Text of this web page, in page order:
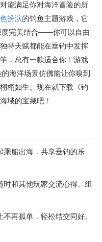
能满足你对海洋冒险的所
扮演的钓鱼主题游戏，它
度完美结合——你可以自由
特天赋都能在垂钓中发挥
，总有一款适合你！游戏
海洋场景仿佛能让你嗅到
栩如生。现在就下载《钓
域的宝藏吧！
乘船出海，共享垂钓的乐
时和其他玩家交流心得、组
再孤单，轻松结交同好。